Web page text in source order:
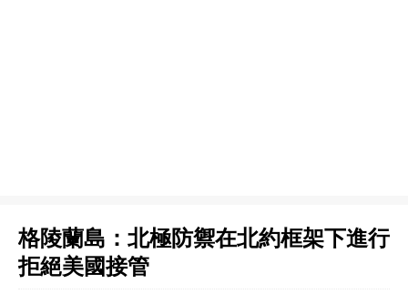
格陵蘭島：北極防禦在北約框架下進行
拒絕美國接管